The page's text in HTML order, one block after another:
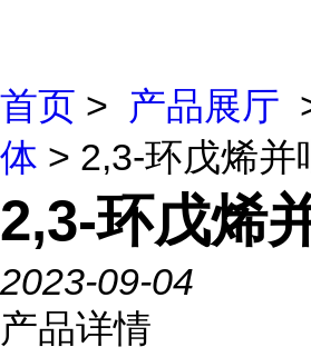
首页 > 产品展厅
体 > 2,3-环戊烯并
2,3-环戊烯
2023-09-04
产品详情